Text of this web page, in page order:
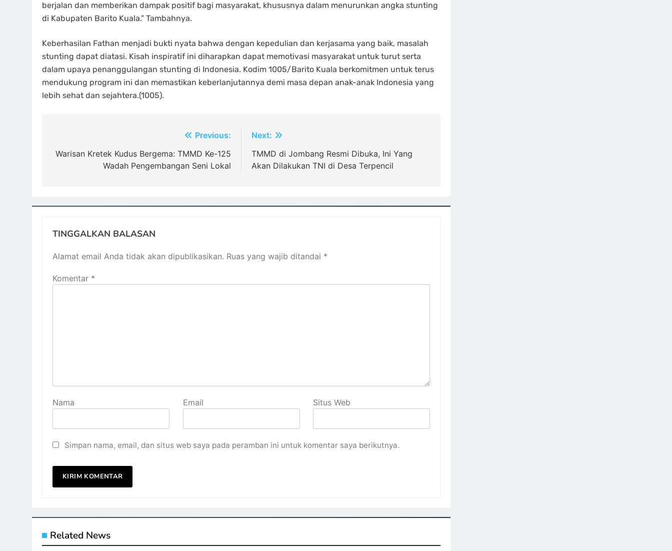
berjalan dan memberikan dampak positif bagi masyarakat, khususnya dalam menurunkan angka stunting
di Kabupaten Barito Kuala.” Tambahnya.
Keberhasilan Fathan menjadi bukti nyata bahwa dengan kepedulian dan kerjasama yang baik, masalah
stunting dapat diatasi. Kisah inspiratif ini diharapkan dapat memotivasi masyarakat untuk turut serta
dalam upaya penanggulangan stunting di Indonesia. Kodim 1005/Barito Kuala berkomitmen untuk terus
mendukung program ini dan memastikan keberlanjutannya demi masa depan anak-anak Indonesia yang
lebih sehat dan sejahtera.(1005).
pos
Previous:
Warisan Kretek Kudus Bergema: TMMD Ke-125
Wadah Pengembangan Seni Lokal
Next:
TMMD di Jombang Resmi Dibuka, Ini Yang
Akan Dilakukan TNI di Desa Terpencil
TINGGALKAN BALASAN
Alamat email Anda tidak akan dipublikasikan. Ruas yang wajib ditandai *
Komentar *
Nama Email Situs Web
Simpan nama, email, dan situs web saya pada peramban ini untuk komentar saya berikutnya.
Related News